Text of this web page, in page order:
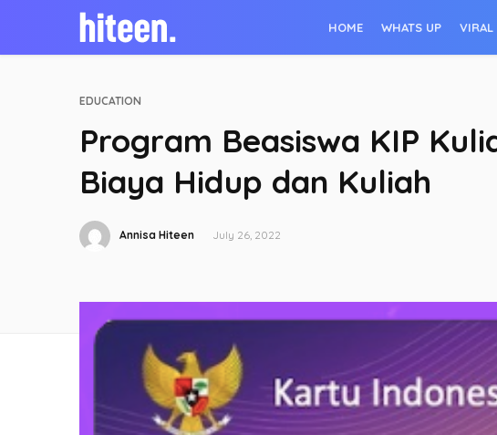
HOME WHATS UP VIRAL
EDUCATION
Program Beasiswa KIP
Biaya Hidup dan Kuliah
Annisa Hiteen July 26, 2022